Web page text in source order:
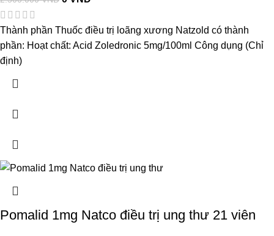
Thành phần Thuốc điều trị loãng xương Natzold có thành
phần: Hoạt chất: Acid Zoledronic 5mg/100ml Công dụng (Chỉ
định)
Pomalid 1mg Natco điều trị ung thư 21 viên